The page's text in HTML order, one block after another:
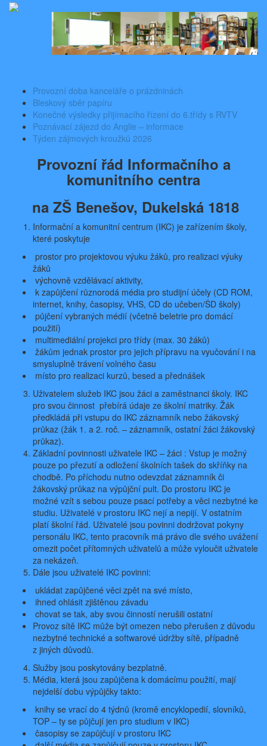
SkipAktuality ze školy
Základní škola Benešov, Dukelská 1818
Provozní doba kanceláře o prázdninách
Bleskový sběr papíru
Konečné výsledky přijímacího řízení do 6.třídy s RVTV
Poznávací zájezd do Anglie – informace
Týden zájmových kroužků 2026
Provozní řád Informačního a
komunitního centra
na ZŠ Benešov, Dukelská 1818
Informační a komunitní centrum (IKC) je zařízením školy,
které poskytuje
prostor pro projektovou výuku žáků, pro realizaci výuky
žáků
výchovně vzdělávací aktivity,
k zapůjčení různorodá média pro studijní účely (CD ROM,
internet, knihy, časopisy, VHS, CD do učeben/ŠD školy)
půjčení vybraných médií (včetně beletrie pro domácí
použití)
multimediální projekci pro třídy (max. 30 žáků)
žákům jednak prostor pro jejich přípravu na vyučování i na
smysluplně trávení volného času
místo pro realizaci kurzů, besed a přednášek
Uživatelem služeb IKC jsou žáci a zaměstnanci školy. IKC
pro svou činnost přebírá údaje ze školní matriky. Žák
předkládá při vstupu do IKC záznamník nebo žákovský
průkaz (žák 1. a 2. roč. – záznamník, ostatní žáci žákovský
průkaz).
Základní povinnosti uživatele IKC – žáci : Vstup je možný
pouze po přezutí a odložení školních tašek do skříňky na
chodbě. Po příchodu nutno odevzdat záznamník či
žákovský průkaz na výpůjční pult. Do prostoru IKC je
možné vzít s sebou pouze psací potřeby a věci nezbytné ke
studiu. Uživatelé v prostoru IKC nejí a nepijí. V ostatním
platí školní řád. Uživatelé jsou povinni dodržovat pokyny
personálu IKC, tento pracovník má právo dle svého uvážení
omezit počet přítomných uživatelů a může vyloučit uživatele
za nekázeň.
Dále jsou uživatelé IKC povinni:
ukládat zapůjčené věci zpět na své místo,
ihned ohlásit zjištěnou závadu
chovat se tak, aby svou činností nerušili ostatní
Provoz sítě IKC může být omezen nebo přerušen z důvodu
nezbytné technické a softwarové údržby sítě, případně
z jiných důvodů.
Služby jsou poskytovány bezplatně.
Média, která jsou zapůjčena k domácímu použití, mají
nejdelší dobu výpůjčky takto:
knihy se vrací do 4 týdnů (kromě encyklopedií, slovníků,
TOP – ty se půjčují jen pro studium v IKC)
časopisy se zapůjčují v prostoru IKC